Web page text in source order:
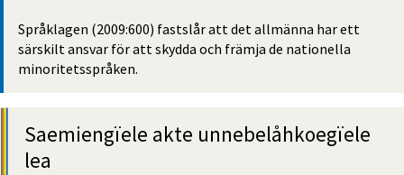
Språklagen (2009:600) fastslår att det allmänna har ett
särskilt ansvar för att skydda och främja de nationella
minoritets­språken.
Saemien­gïele akte unnebe­låhkoe­gïele
lea